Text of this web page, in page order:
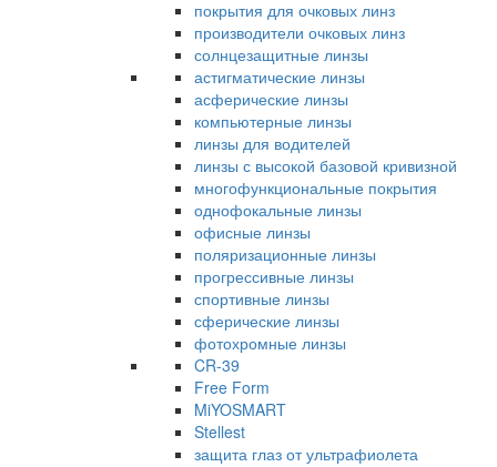
покрытия для очковых линз
производители очковых линз
солнцезащитные линзы
астигматические линзы
асферические линзы
компьютерные линзы
линзы для водителей
линзы с высокой базовой кривизной
многофункциональные покрытия
однофокальные линзы
офисные линзы
поляризационные линзы
прогрессивные линзы
спортивные линзы
сферические линзы
фотохромные линзы
CR-39
Free Form
MiYOSMART
Stellest
защита глаз от ультрафиолета